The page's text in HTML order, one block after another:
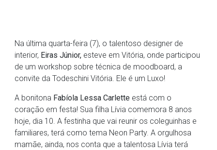
Na última quarta-feira (7), o talentoso designer de
interior, Eiras Júnior, esteve em Vitória, onde participou
de um workshop sobre técnica de moodboard, a
convite da Todeschini Vitória. Ele é um Luxo!
A bonitona Fabíola Lessa Carlette está com o
coração em festa! Sua filha Lívia comemora 8 anos
hoje, dia 10. A festinha que vai reunir os coleguinhas e
familiares, terá como tema Neon Party. A orgulhosa
mamãe, ainda, nos conta que a talentosa Lívia terá